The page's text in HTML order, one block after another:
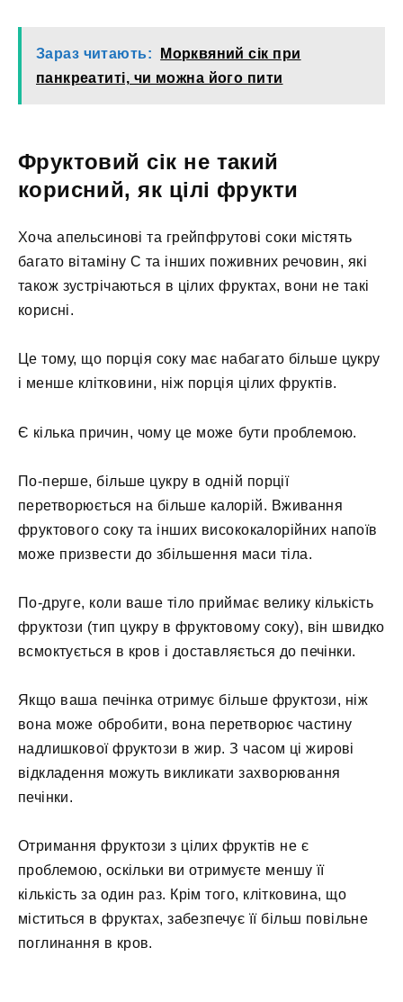
Зараз читають:
Морквяний сік при
панкреатиті, чи можна його пити
Фруктовий сік не такий
корисний, як цілі фрукти
Хоча апельсинові та грейпфрутові соки містять
багато вітаміну С та інших поживних речовин, які
також зустрічаються в цілих фруктах, вони не такі
корисні.
Це тому, що порція соку має набагато більше цукру
і менше клітковини, ніж порція цілих фруктів.
Є кілька причин, чому це може бути проблемою.
По-перше, більше цукру в одній порції
перетворюється на більше калорій. Вживання
фруктового соку та інших висококалорійних напоїв
може призвести до збільшення маси тіла.
По-друге, коли ваше тіло приймає велику кількість
фруктози (тип цукру в фруктовому соку), він швидко
всмоктується в кров і доставляється до печінки.
Якщо ваша печінка отримує більше фруктози, ніж
вона може обробити, вона перетворює частину
надлишкової фруктози в жир. З часом ці жирові
відкладення можуть викликати захворювання
печінки.
Отримання фруктози з цілих фруктів не є
проблемою, оскільки ви отримуєте меншу її
кількість за один раз. Крім того, клітковина, що
міститься в фруктах, забезпечує її більш повільне
поглинання в кров.